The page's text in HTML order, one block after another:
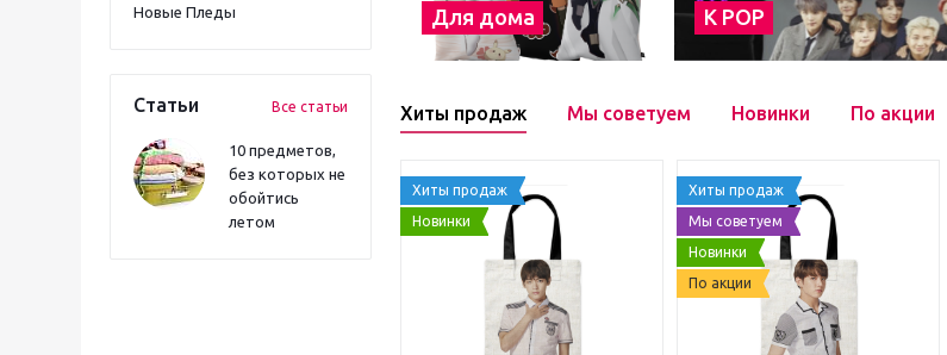
Новые Пледы
Статьи Все статьи
10 предметов,
без которых не
обойтись
летом
Для дома К POP
Хиты продаж Мы советуем Новинки По акции
Хиты продаж
Новинки
Хиты продаж
Мы советуем
Новинки
По акции